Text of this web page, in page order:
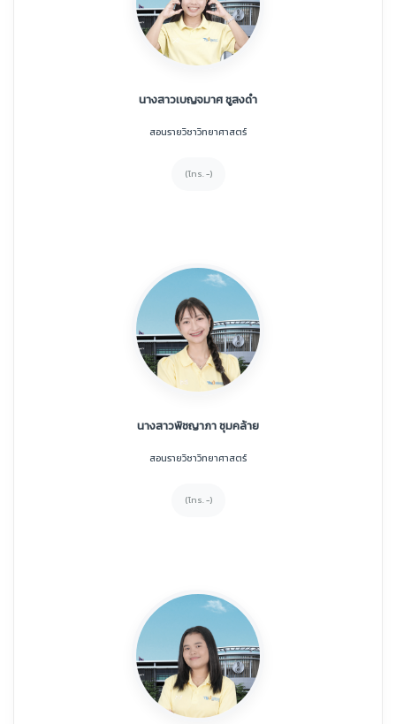
นางสาวเบญจมาศ ชูสงดำ
สอนรายวิชาวิทยาศาสตร์
(โทร. -)
นางสาวพิชญาภา ชุมคล้าย
สอนรายวิชาวิทยาศาสตร์
(โทร. -)